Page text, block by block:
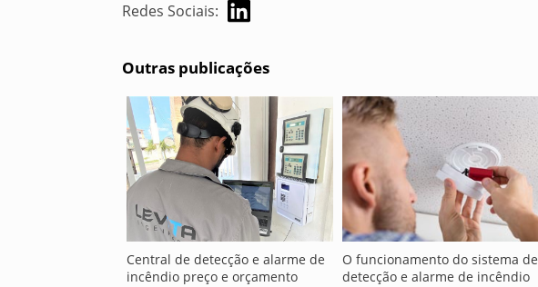
Redes Sociais:
Outras publicações
Central de detecção e alarme de
incêndio preço e orçamento
O funcionamento do sistema de
detecção e alarme de incêndio